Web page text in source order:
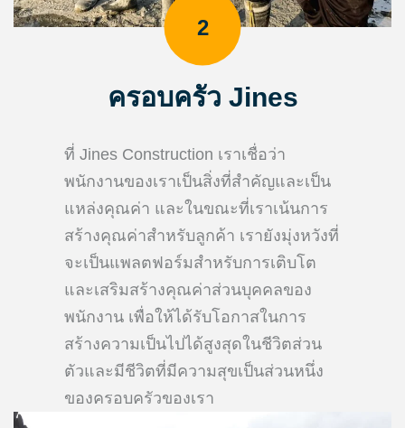
2
ครอบครัว Jines
ที่ Jines Construction เราเชื่อว่า
พนักงานของเราเป็นสิ่งที่สำคัญและเป็น
แหล่งคุณค่า และในขณะที่เราเน้นการ
สร้างคุณค่าสำหรับลูกค้า เรายังมุ่งหวังที่
จะเป็นแพลตฟอร์มสำหรับการเติบโต
และเสริมสร้างคุณค่าส่วนบุคคลของ
พนักงาน เพื่อให้ได้รับโอกาสในการ
สร้างความเป็นไปได้สูงสุดในชีวิตส่วน
ตัวและมีชีวิตที่มีความสุขเป็นส่วนหนึ่ง
ของครอบครัวของเรา